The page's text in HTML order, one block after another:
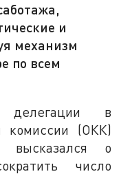
и
механизм
по всем
делегации в
комиссии (ОКК)
высказался о
число